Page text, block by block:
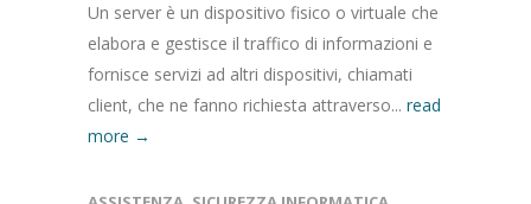
Un server è un dispositivo fisico o virtuale che
elabora e gestisce il traffico di informazioni e
fornisce servizi ad altri dispositivi, chiamati
client, che ne fanno richiesta attraverso... read
more →